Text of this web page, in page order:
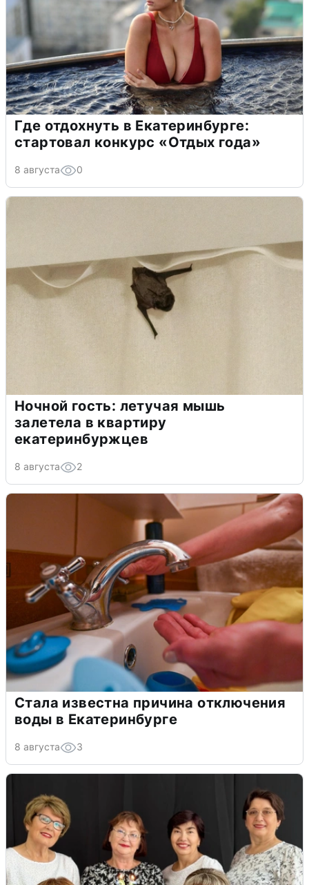
Где отдохнуть в Екатеринбурге:
стартовал конкурс «Отдых года»
8 августа 0
Ночной гость: летучая мышь
залетела в квартиру
екатеринбуржцев
8 августа 2
Стала известна причина отключения
воды в Екатеринбурге
8 августа 3